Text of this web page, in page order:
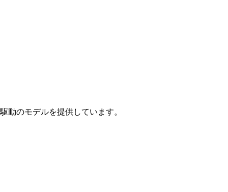
動のモデルを提供しています。